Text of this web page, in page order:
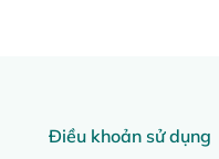
Điều khoản sử dụng